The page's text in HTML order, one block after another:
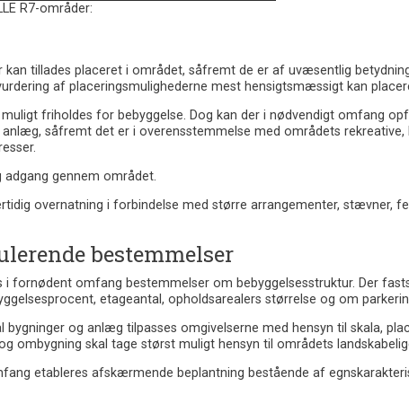
R7-områder:
kan tillades placeret i området, såfremt de er af uvæsentlig
af placeringsmulighederne mest hensigtsmæssigt kan
friholdes for bebyggelse. Dog kan der i nødvendigt omfang
såfremt det er i overensstemmelse med områdets rekreative,
adgang gennem området.
overnatning i forbindelse med større arrangementer, stævner,
bestemmelser
i fornødent omfang bestemmelser om bebyggelsesstruktur. Der
etageantal, opholdsarealers størrelse og om
bygninger og anlæg tilpasses omgivelserne med hensyn til skala,
ombygning skal tage størst muligt hensyn til områdets
etableres afskærmende beplantning bestående af